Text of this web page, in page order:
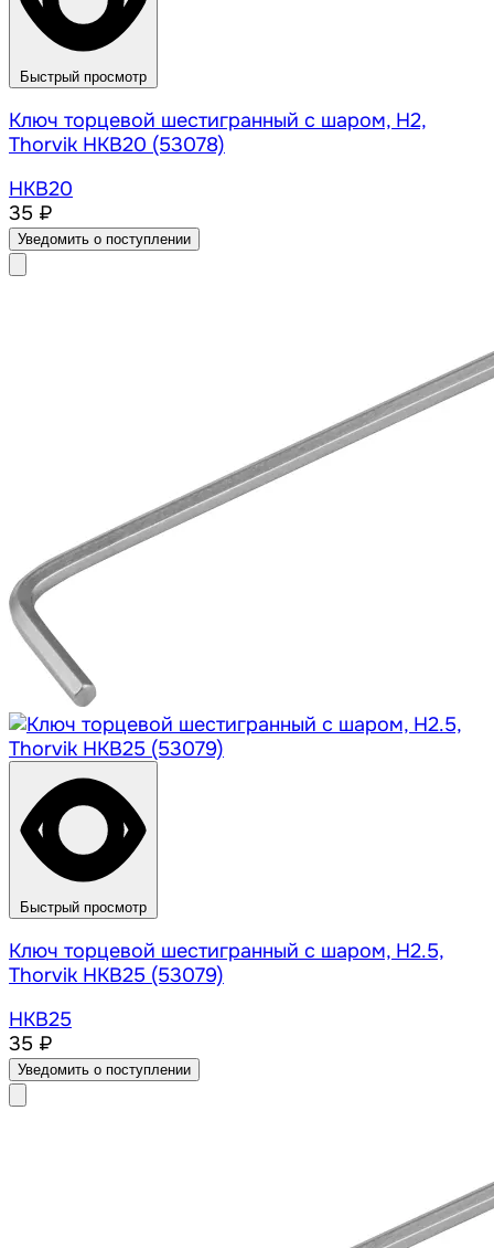
Быстрый просмотр
Ключ торцевой шестигранный с шаром, H2,
Thorvik HKB20 (53078)
HKB20
35 ₽
Уведомить о поступлении
Быстрый просмотр
Ключ торцевой шестигранный с шаром, H2.5,
Thorvik HKB25 (53079)
HKB25
35 ₽
Уведомить о поступлении